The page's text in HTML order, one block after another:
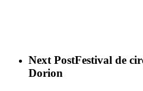
Next PostFestival de
Dorion